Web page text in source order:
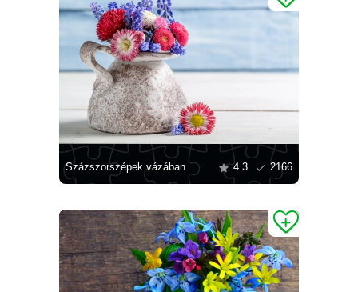
Százszorszépek vázában 4.3 2166